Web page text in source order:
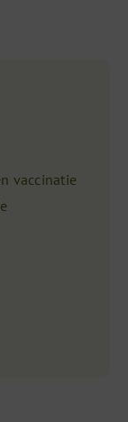
vaccinatie